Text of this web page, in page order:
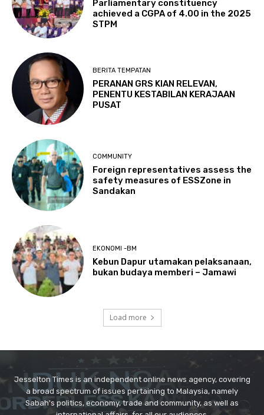
Jesselton Times is an independent online news agency, covering
a broad spectrum of issues pertaining to Malaysia, namely
Sabah's politics, economy, trade and community, as well as